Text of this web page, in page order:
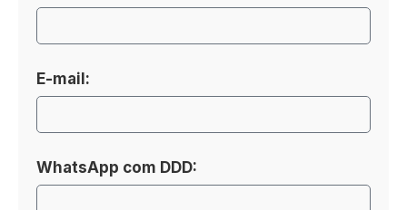
E-mail:
WhatsApp com DDD: